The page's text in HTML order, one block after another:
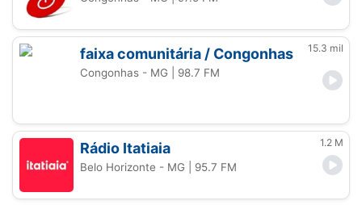
faixa comunitária / Congonhas 15.3 mil
Congonhas - MG | 98.7 FM
Rádio Itatiaia 1.2 M
Belo Horizonte - MG | 95.7 FM